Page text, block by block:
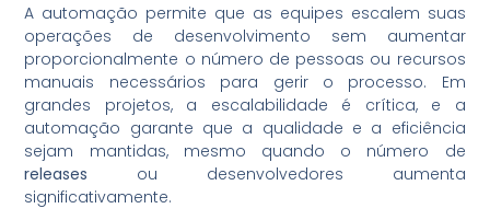
A automação permite que as equipes escalem suas
operações de desenvolvimento sem aumentar
proporcionalmente o número de pessoas ou recursos
manuais necessários para gerir o processo. Em
grandes projetos, a escalabilidade é crítica, e a
automação garante que a qualidade e a eficiência
sejam mantidas, mesmo quando o número de
releases ou desenvolvedores aumenta
significativamente.